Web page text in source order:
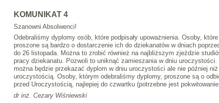
KOMUNIKAT 4
Szanowni Absolwenci!
Odebraliśmy dyplomy osób, które podpisały upoważnienia. Osoby,
proszone są bardzo o dostarczenie ich do dziekanatów w dniach
do 26 listopada. Można to zrobić również na najbliższym zjeździe
pracy dziekanatu. Pozwoli to uniknąć zamieszania w dniu
można będzie przekazać dyplom w dniu uroczystości ale nie później
uroczystością. Osoby, którym odebraliśmy dyplomy, proszone są o
przed Uroczystością, najlepiej do czwartku (potrzebne jest
dr inż. Cezary Wiśniewski